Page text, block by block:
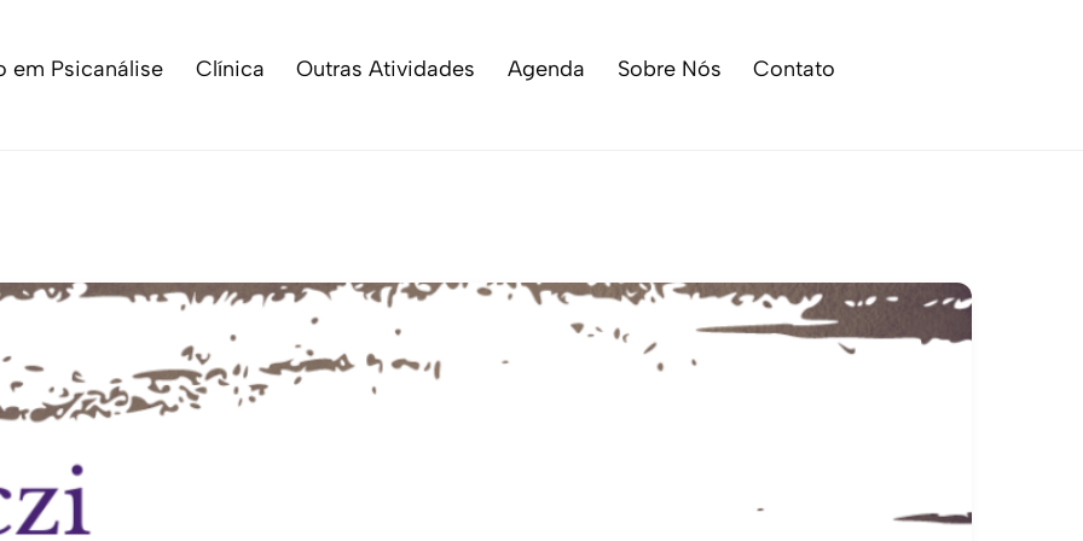
em Psicanálise Clínica Outras Atividades Agenda Sobre Nós Contato